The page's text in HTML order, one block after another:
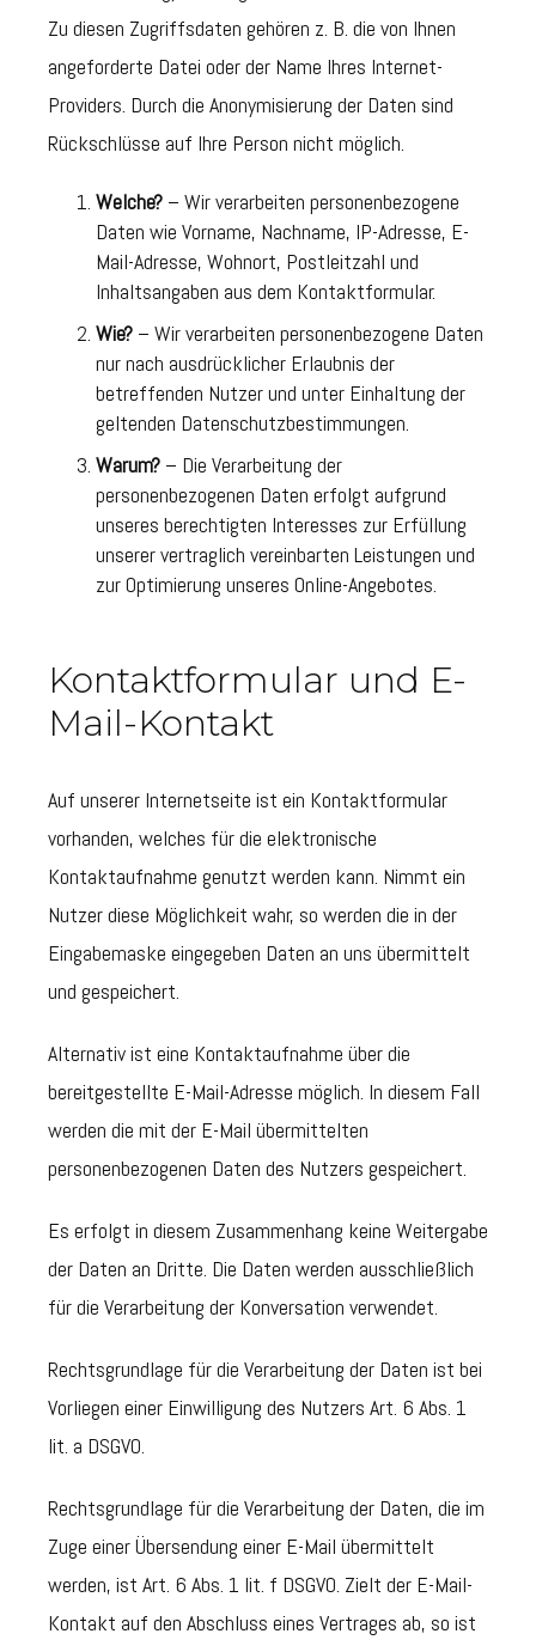
Zu diesen Zugriffsdaten gehören z. B. die von Ihnen
angeforderte Datei oder der Name Ihres Internet-
Providers. Durch die Anonymisierung der Daten sind
Rückschlüsse auf Ihre Person nicht möglich.
Welche? – Wir verarbeiten personenbezogene
Daten wie Vorname, Nachname, IP-Adresse, E-
Mail-Adresse, Wohnort, Postleitzahl und
Inhaltsangaben aus dem Kontaktformular.
Wie? – Wir verarbeiten personenbezogene Daten
nur nach ausdrücklicher Erlaubnis der
betreffenden Nutzer und unter Einhaltung der
geltenden Datenschutzbestimmungen.
Warum? – Die Verarbeitung der
personenbezogenen Daten erfolgt aufgrund
unseres berechtigten Interesses zur Erfüllung
unserer vertraglich vereinbarten Leistungen und
zur Optimierung unseres Online-Angebotes.
Kontaktformular und E-
Mail-Kontakt
Auf unserer Internetseite ist ein Kontaktformular
vorhanden, welches für die elektronische
Kontaktaufnahme genutzt werden kann. Nimmt ein
Nutzer diese Möglichkeit wahr, so werden die in der
Eingabemaske eingegeben Daten an uns übermittelt
und gespeichert.
Alternativ ist eine Kontaktaufnahme über die
bereitgestellte E-Mail-Adresse möglich. In diesem Fall
werden die mit der E-Mail übermittelten
personenbezogenen Daten des Nutzers gespeichert.
Es erfolgt in diesem Zusammenhang keine Weitergabe
der Daten an Dritte. Die Daten werden ausschließlich
für die Verarbeitung der Konversation verwendet.
Rechtsgrundlage für die Verarbeitung der Daten ist bei
Vorliegen einer Einwilligung des Nutzers Art. 6 Abs. 1
lit. a DSGVO.
Rechtsgrundlage für die Verarbeitung der Daten, die im
Zuge einer Übersendung einer E-Mail übermittelt
werden, ist Art. 6 Abs. 1 lit. f DSGVO. Zielt der E-Mail-
Kontakt auf den Abschluss eines Vertrages ab, so ist